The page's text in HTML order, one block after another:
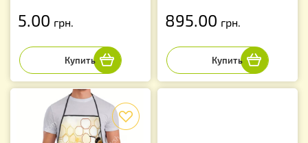
5.00 грн. 895.00 грн.